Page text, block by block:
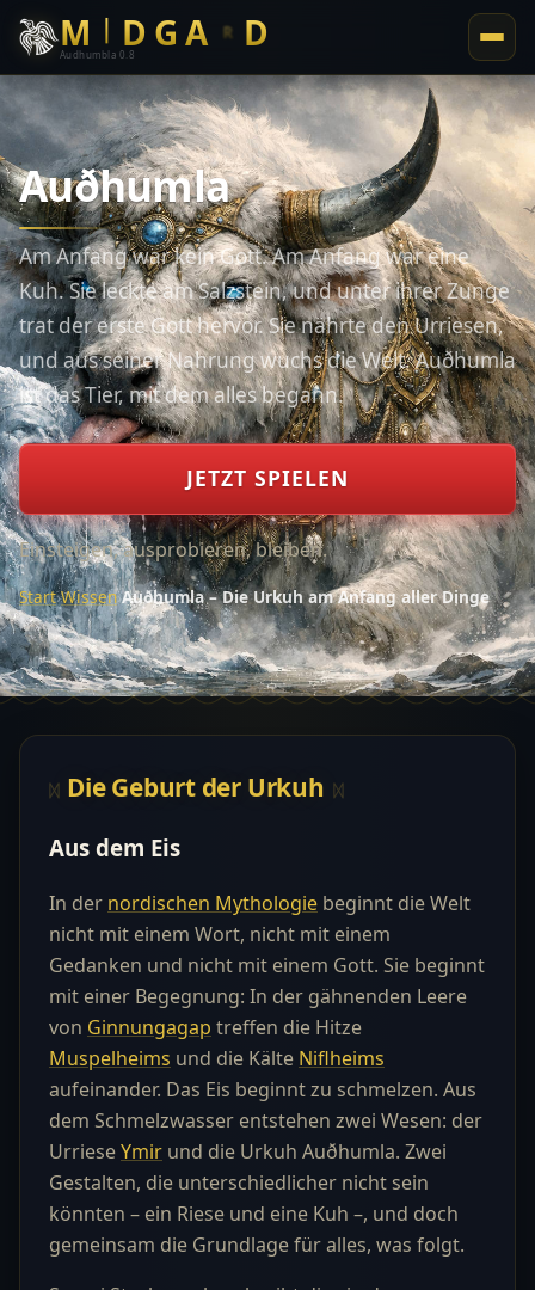
M ᛁ D G A ᚱ D
Audhumbla 0.8
Auðhumla
Am Anfang war kein Gott. Am Anfang war eine
Kuh. Sie leckte am Salzstein, und unter ihrer Zunge
trat der erste Gott hervor. Sie nährte den Urriesen,
und aus seiner Nahrung wuchs die Welt. Auðhumla
ist das Tier, mit dem alles begann.
JETZT SPIELEN
Einsteigen, ausprobieren, bleiben.
Start›Wissen›Auðhumla – Die Urkuh am Anfang aller Dinge
Die Geburt der Urkuh
Aus dem Eis
In der nordischen Mythologie beginnt die Welt
nicht mit einem Wort, nicht mit einem
Gedanken und nicht mit einem Gott. Sie beginnt
mit einer Begegnung: In der gähnenden Leere
von Ginnungagap treffen die Hitze
Muspelheims und die Kälte Niflheims
aufeinander. Das Eis beginnt zu schmelzen. Aus
dem Schmelzwasser entstehen zwei Wesen: der
UrrieseYmir und die Urkuh Auðhumla. Zwei
Gestalten, die unterschiedlicher nicht sein
könnten – ein Riese und eine Kuh –, und doch
gemeinsam die Grundlage für alles, was folgt.